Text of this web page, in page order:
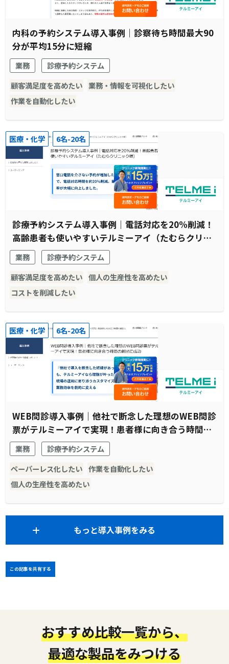
内科の予約システム導入事例｜診察待ち時間最大90
分が平均15分に短縮
業務
診療予約システム
顧客満足度を高めたい 業務・情報を可視化したい
作業を自動化したい
医療・化学 6名-20名
診療予約システム導入事例｜電話対応を20%削減！
高齢患者も使いやすいテルミーアイ（たむらクリニ
ック様）
業務
診療予約システム
顧客満足度を高めたい 個人の生産性を高めたい
コストを削減したい
医療・化学 6名-20名
WEB問診導入事例｜他社で断念した理想のWEB問診
票がテルミーアイで実現！患者様に向き合う時間の
創出に成功
業務
診療予約システム
ペーパーレス化したい 作業を自動化したい
個人の生産性を高めたい
もっと導入事例をみる
この記事を共有する
おすすめ比較一覧から、
最適な製品をみつける